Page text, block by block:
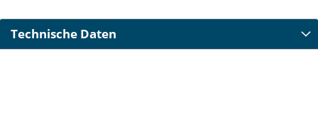
Technische Daten